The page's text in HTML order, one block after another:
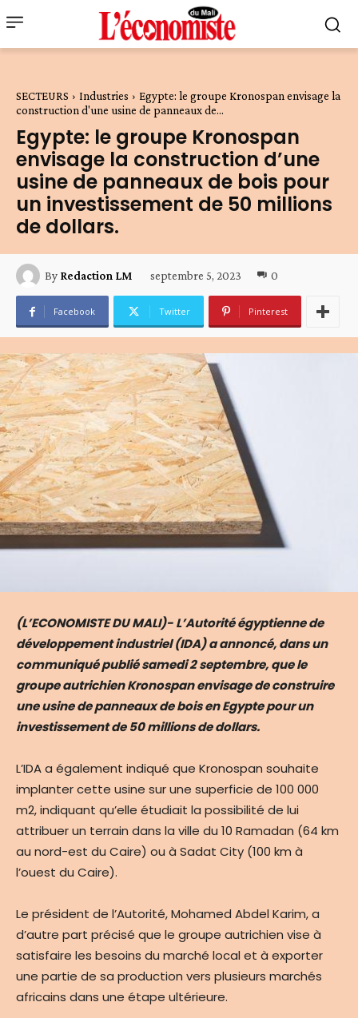
SECTEURS Industries
Egypte: le groupe Kronospan envisage la
construction d'une usine de panneaux de...
Egypte: le groupe Kronospan
envisage la construction d’une
usine de panneaux de bois pour
un investissement de 50 millions
de dollars.
By Redaction LM septembre 5, 2023 0
Facebook Twitter Pinterest
(L’ECONOMISTE DU MALI)- L’Autorité égyptienne de
développement industriel (IDA) a annoncé, dans un
communiqué publié samedi 2 septembre, que le
groupe autrichien Kronospan envisage de construire
une usine de panneaux de bois en Egypte pour un
investissement de 50 millions de dollars.
L’IDA a également indiqué que Kronospan souhaite
implanter cette usine sur une superficie de 100 000
m2, indiquant qu’elle étudiait la possibilité de lui
attribuer un terrain dans la ville du 10 Ramadan (64 km
au nord-est du Caire) ou à Sadat City (100 km à
l’ouest du Caire).
Le président de l’Autorité, Mohamed Abdel Karim, a
d’autre part précisé que le groupe autrichien vise à
satisfaire les besoins du marché local et à exporter
une partie de sa production vers plusieurs marchés
africains dans une étape ultérieure.